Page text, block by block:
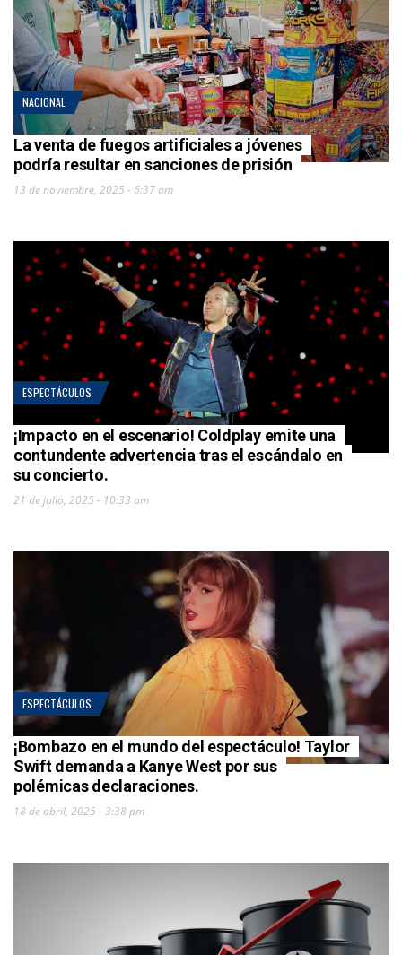
NACIONAL
La venta de fuegos artificiales a jóvenes
podría resultar en sanciones de prisión
13 de noviembre, 2025 - 6:37 am
ESPECTÁCULOS
¡Impacto en el escenario! Coldplay emite una
contundente advertencia tras el escándalo en
su concierto.
21 de julio, 2025 - 10:33 am
ESPECTÁCULOS
¡Bombazo en el mundo del espectáculo! Taylor
Swift demanda a Kanye West por sus
polémicas declaraciones.
18 de abril, 2025 - 3:38 pm